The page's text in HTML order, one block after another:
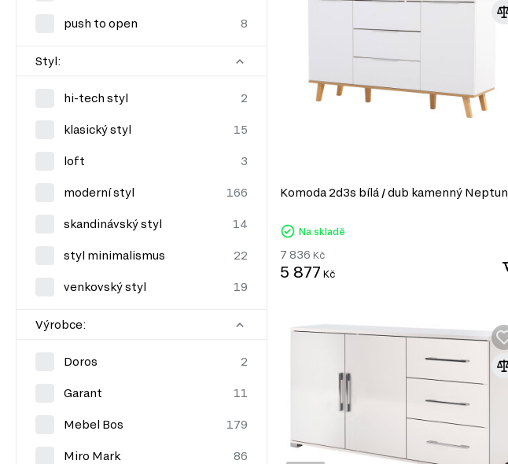
push to open
Styl:
hi-tech styl
klasický styl
loft
moderní styl
skandinávský styl
styl minimalismus
venkovský styl
Výrobce:
Doros
Garant
Mebel Bos
Miro Mark
Komoda 2d3s bílá / dub kamenný Neptun
Na skladě
7 836 Kč
5 877 Kč